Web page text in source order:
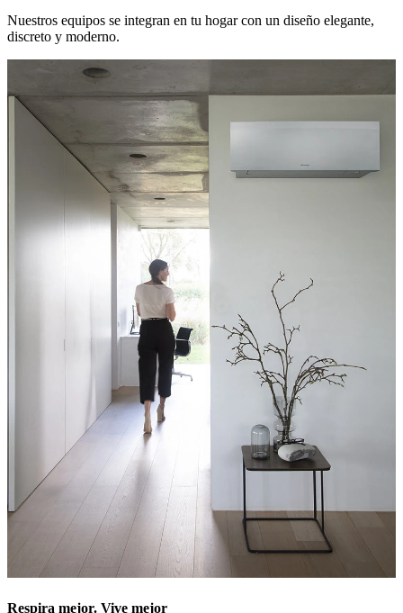
Nuestros equipos se integran en tu hogar con un diseño elegante,
discreto y moderno.
Respira mejor. Vive mejor